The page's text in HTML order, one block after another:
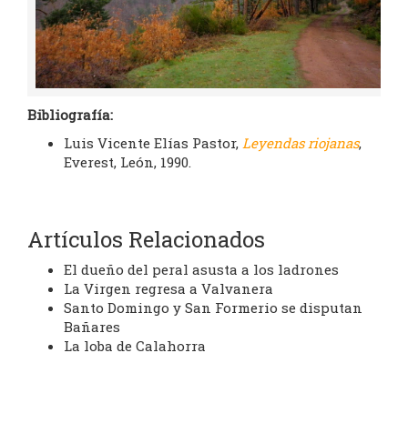
Bibliografía:
Luis Vicente Elías Pastor, Leyendas riojanas,
Everest, León, 1990.
Artículos Relacionados
El dueño del peral asusta a los ladrones
La Virgen regresa a Valvanera
Santo Domingo y San Formerio se disputan
Bañares
La loba de Calahorra